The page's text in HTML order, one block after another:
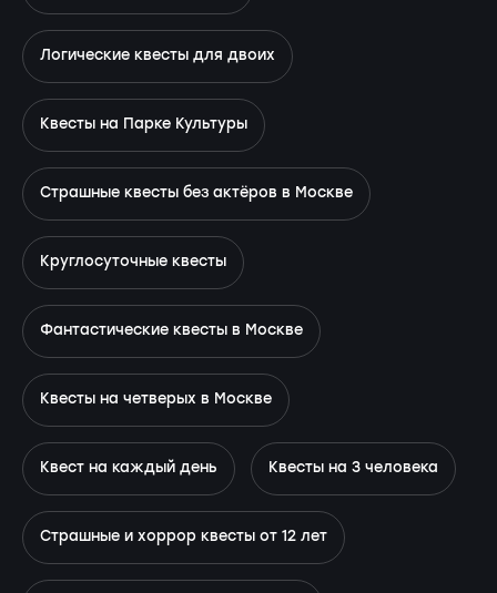
Логические квесты для двоих
Квесты на Парке Культуры
Страшные квесты без актёров в Москве
Круглосуточные квесты
Фантастические квесты в Москве
Квесты на четверых в Москве
Квест на каждый день Квесты на 3 человека
Страшные и хоррор квесты от 12 лет